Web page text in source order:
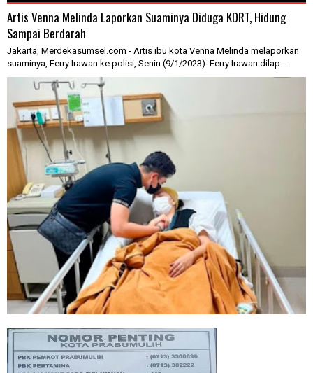
Artis Venna Melinda Laporkan Suaminya Diduga KDRT, Hidung
Sampai Berdarah
Jakarta, Merdekasumsel.com - Artis ibu kota Venna Melinda melaporkan
suaminya, Ferry Irawan ke polisi, Senin (9/1/2023). Ferry Irawan dilap...